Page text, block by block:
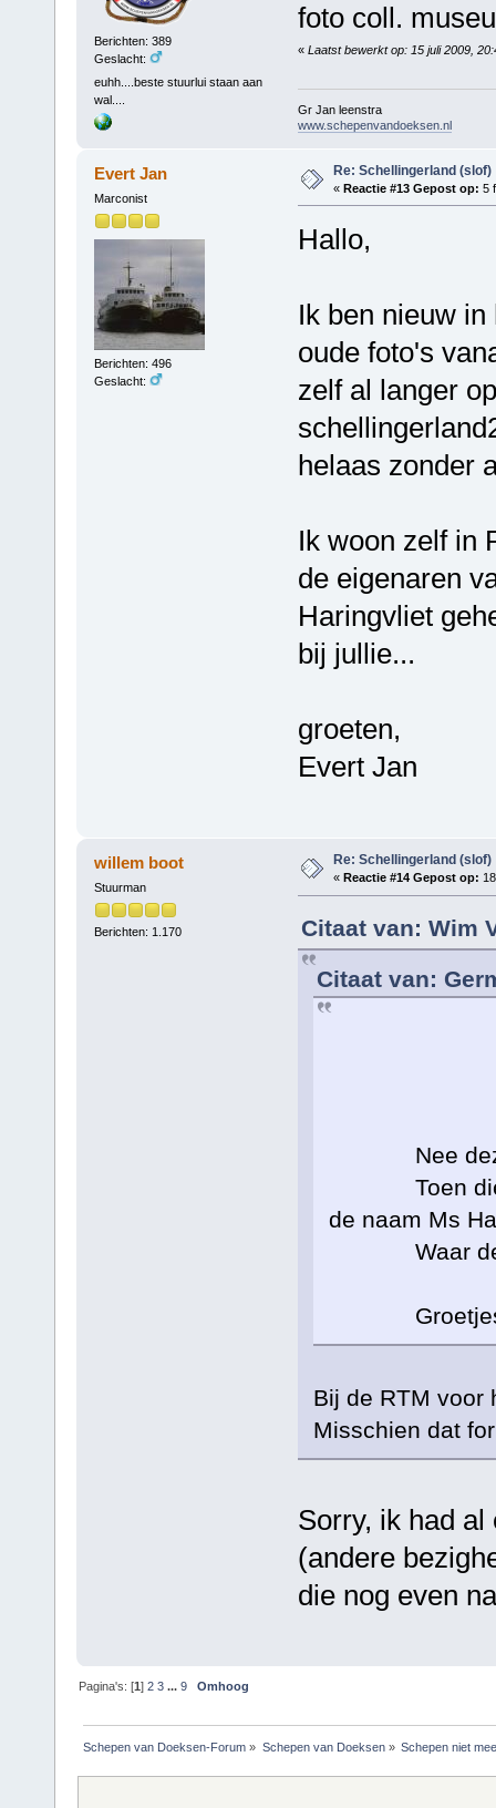
Berichten: 389
Geslacht:
euhh....beste stuurlui staan aan
wal....
foto coll.
« Laatst bewerkt op: 15 juli 2009,
Gr Jan leenstra
www.schepenvandoeksen.nl
Evert Jan
Marconist
Berichten: 496
Geslacht:
Re: Schellingerland (slof)
« Reactie #13 Gepost op: 5
Hallo,
Ik ben nieuw
oude foto's
zelf al langer
helaas zonder
Ik woon zelf in
de eigenaren
Haringvliet
bij jullie...
groeten,
Evert Jan
willem boot
Stuurman
Berichten: 1.170
Re: Schellingerland (slof)
« Reactie #14 Gepost op:
Citaat van: Wim
Citaat van:
Nee deze
Toen die
de naam Ms
Waar de
Groetjes
Bij de RTM voor
Misschien dat
Sorry, ik had
(andere
die nog even
Pagina's: [1]2 3 ...9 Omhoog
Schepen van Doeksen-Forum » Schepen van Doeksen» Schepen niet